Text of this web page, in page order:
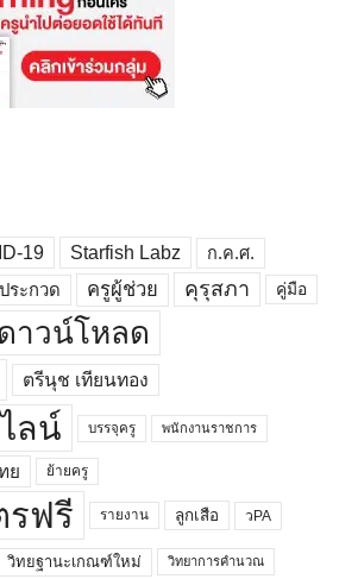
19 Starfish Labz ก.ค.ศ.
ระกวด ครูผู้ช่วย คุรุสภา คู่มือ
าวน์โหลด
ตรีนุช เทียนทอง
ลน์ บรรจุครู พนักงานราชการ
ย ย้ายครู
รฟรี รายงาน ลูกเสือ วPA
วิทยฐานะเกณฑ์ใหม่ วิทยาการคำนวณ